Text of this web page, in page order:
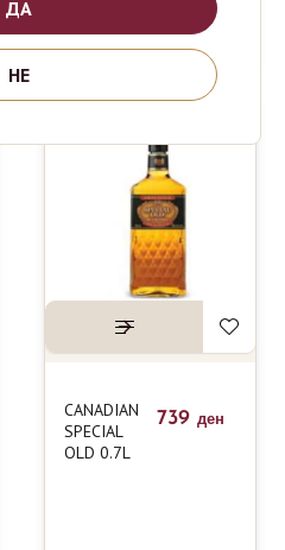
0.7L
CANADIAN
SPECIAL
OLD 0.7L
739 ден
ДА
НЕ